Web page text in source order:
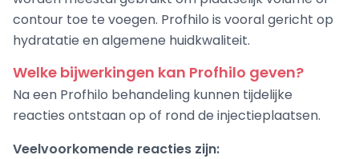
contour toe te voegen. Profhilo is vooral gericht op
hydratatie en algemene huidkwaliteit.
Welke bijwerkingen kan Profhilo geven?
Na een Profhilo behandeling kunnen tijdelijke
reacties ontstaan op of rond de injectieplaatsen.
Veelvoorkomende reacties zijn: